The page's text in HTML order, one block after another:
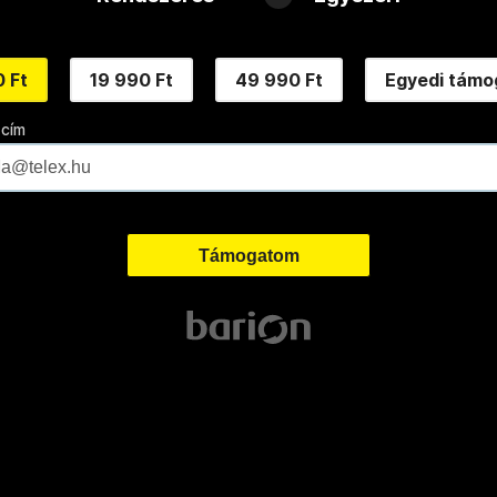
Ft 19 990 Ft 49 990 Ft Egyedi